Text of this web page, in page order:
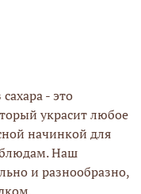
- это
украсит любое
начинкой для
Наш
и разнообразно,